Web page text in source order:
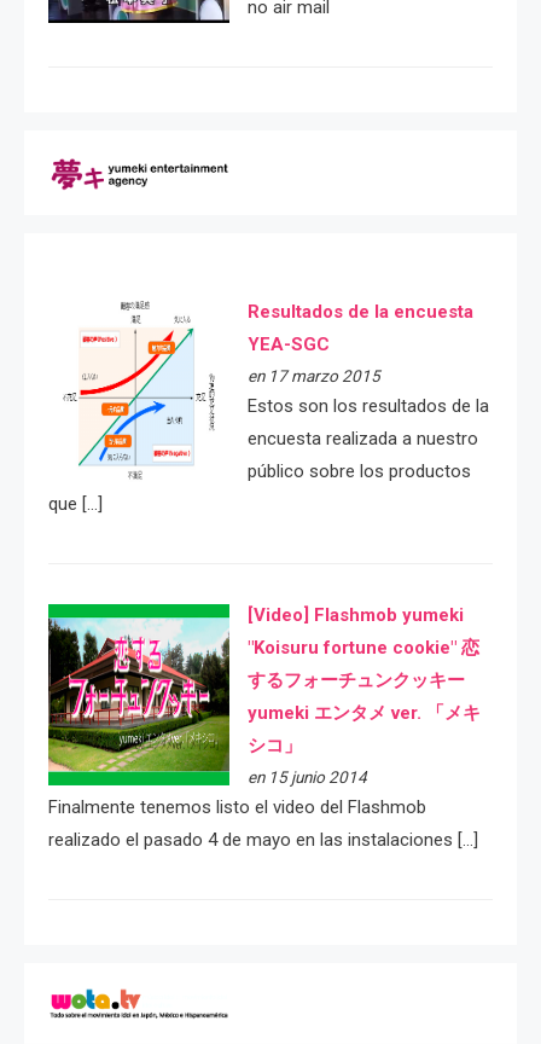
no air mail
Resultados de la encuesta
YEA-SGC
en 17 marzo 2015
Estos son los resultados de la
encuesta realizada a nuestro
público sobre los productos
que […]
[Video] Flashmob yumeki
"Koisuru fortune cookie" 恋
するフォーチュンクッキー
yumeki エンタメ ver. 「メキ
シコ」
en 15 junio 2014
Finalmente tenemos listo el video del Flashmob
realizado el pasado 4 de mayo en las instalaciones […]